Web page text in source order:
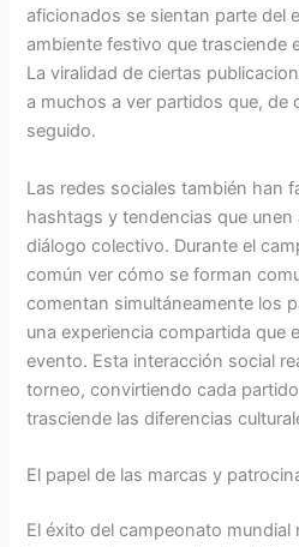
aficionados se sientan parte del
ambiente festivo que trasciende
La viralidad de ciertas
a muchos a ver partidos que, de
seguido.
Las redes sociales también han
hashtags y tendencias que
diálogo colectivo. Durante el
común ver cómo se forman
comentan simultáneamente los
una experiencia compartida que
evento. Esta interacción social
torneo, convirtiendo cada
trasciende las diferencias
El papel de las marcas y
El éxito del campeonato